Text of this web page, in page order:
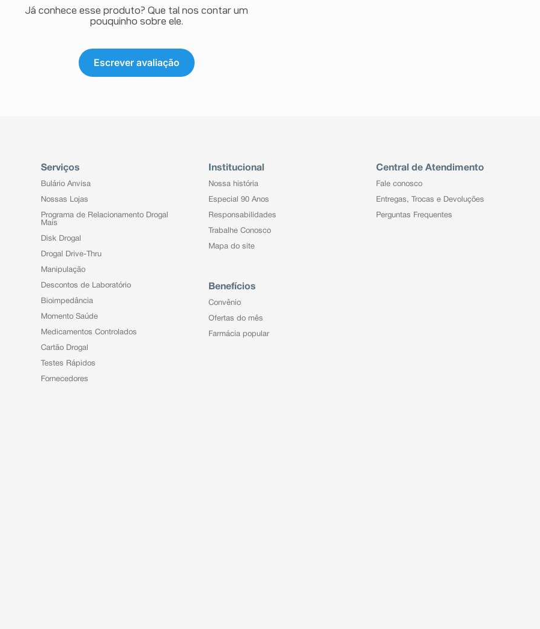
Já conhece esse produto? Que tal nos contar um
pouquinho sobre ele.
Escrever avaliação
Serviços
Bulário Anvisa
Nossas Lojas
Programa de Relacionamento Drogal
Mais
Disk Drogal
Drogal Drive-Thru
Manipulação
Descontos de Laboratório
Bioimpedância
Momento Saúde
Medicamentos Controlados
Cartão Drogal
Testes Rápidos
Fornecedores
Institucional
Nossa história
Especial 90 Anos
Responsabilidades
Trabalhe Conosco
Mapa do site
Benefícios
Convênio
Ofertas do mês
Farmácia popular
Central de Atendimento
Fale conosco
Entregas, Trocas e Devoluções
Perguntas Frequentes